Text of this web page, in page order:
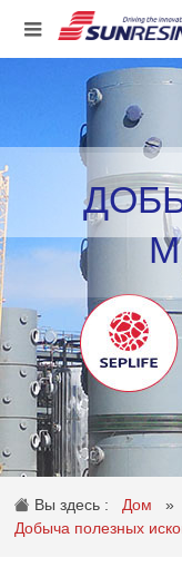
КОМПАНИЯ
ПРОДУКТ
ПРИЛОЖЕНИЕ
ИНВЕСТОРЫ
НОВОСТИ
КАРЬЕРА
КОНТАКТ
Вы здесь : Дом »
Добыча полезных